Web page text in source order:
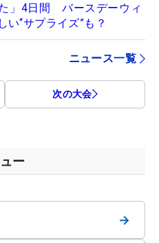
」4日間 バースデーウィ
い“サプライズ”も？
ニュース一覧
次の大会
ー
→